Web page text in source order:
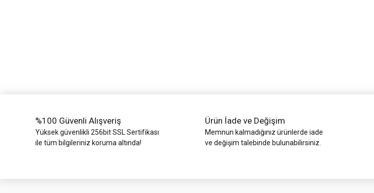
%100 Güvenli Alışveriş
Yüksek güvenlikli 256bit SSL Sertifikası
ile tüm bilgileriniz koruma altında!
Ürün İade ve Değişim
Memnun kalmadığınız ürünlerde iade
ve değişim talebinde bulunabilirsiniz.